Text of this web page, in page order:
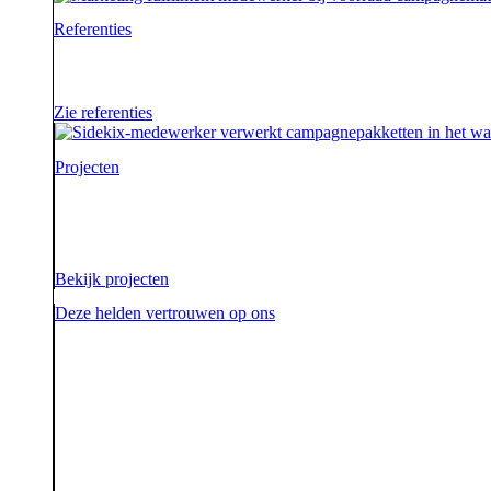
Referenties
Zie referenties
Projecten
Bekijk projecten
Deze helden vertrouwen op ons